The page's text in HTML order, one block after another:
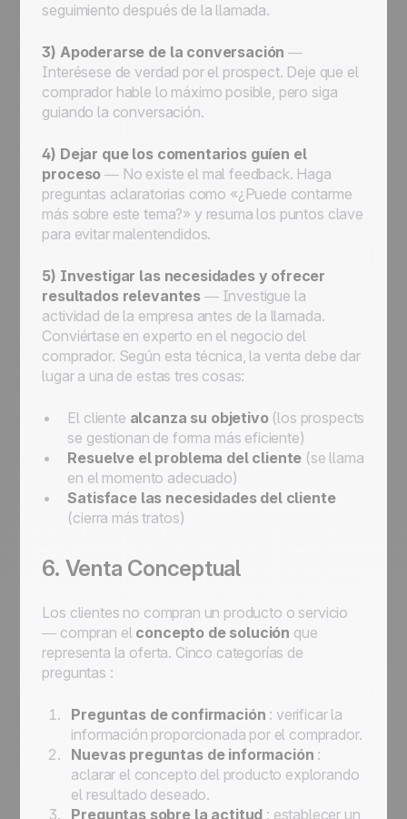
seguimiento después de la llamada.
3) Apoderarse de la conversación —
Interésese de verdad por el prospect. Deje que el
comprador hable lo máximo posible, pero siga
guiando la conversación.
4) Dejar que los comentarios guíen el
proceso — No existe el mal feedback. Haga
preguntas aclaratorias como «¿Puede contarme
más sobre este tema?» y resuma los puntos clave
para evitar malentendidos.
5) Investigar las necesidades y ofrecer
resultados relevantes — Investigue la
actividad de la empresa antes de la llamada.
Conviértase en experto en el negocio del
comprador. Según esta técnica, la venta debe dar
lugar a una de estas tres cosas:
El cliente alcanza su objetivo(los prospects
se gestionan de forma más eficiente)
Resuelve el problema del cliente (se llama
en el momento adecuado)
Satisface las necesidades del cliente
(cierra más tratos)
6. Venta Conceptual
Los clientes no compran un producto o servicio
— compran el concepto de solución que
representa la oferta. Cinco categorías de
preguntas :
Preguntas de confirmación : verificar la
información proporcionada por el comprador.
Nuevas preguntas de información :
aclarar el concepto del producto explorando
el resultado deseado.
Preguntas sobre la actitud : establecer un